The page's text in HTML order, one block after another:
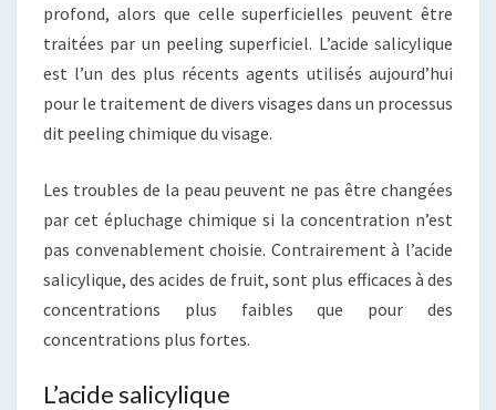
profond, alors que celle superficielles peuvent être
traitées par un peeling superficiel. L’acide salicylique
est l’un des plus récents agents utilisés aujourd’hui
pour le traitement de divers visages dans un processus
dit peeling chimique du visage.
Les troubles de la peau peuvent ne pas être changées
par cet épluchage chimique si la concentration n’est
pas convenablement choisie. Contrairement à l’acide
salicylique, des acides de fruit, sont plus efficaces à des
concentrations plus faibles que pour des
concentrations plus fortes.
L’acide salicylique